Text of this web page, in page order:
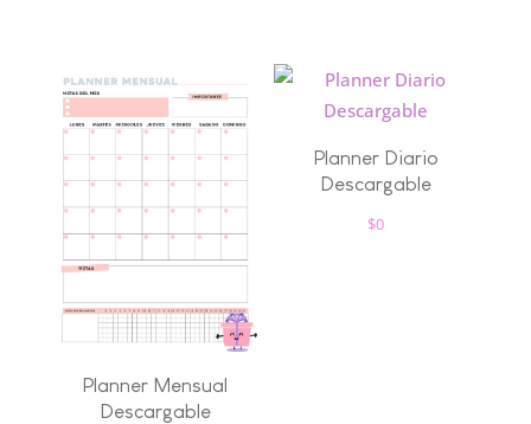
Planner Mensual
Descargable
Planner Diario
Descargable
$0